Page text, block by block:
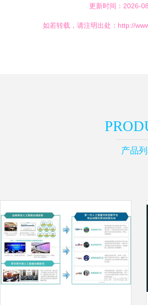
更新时间：2026-
如若转载，请注明出处：http://
产品